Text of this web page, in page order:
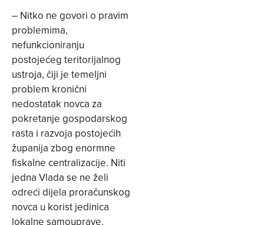
– Nitko ne govori o pravim
problemima,
nefunkcioniranju
postojećeg teritorijalnog
ustroja, čiji je temeljni
problem kronični
nedostatak novca za
pokretanje gospodarskog
rasta i razvoja postojećih
županija zbog enormne
fiskalne centralizacije. Niti
jedna Vlada se ne želi
odreći dijela proračunskog
novca u korist jedinica
lokalne samouprave.